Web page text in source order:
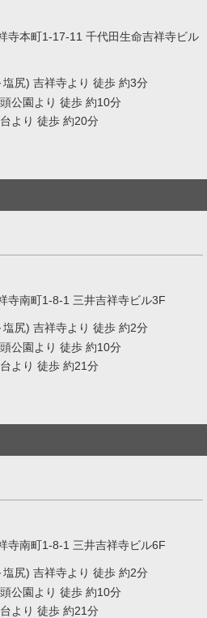
寺本町1-17-11 千代田生命吉祥寺ビル
尻) 吉祥寺より 徒歩 約3分
公園より 徒歩 約10分
より 徒歩 約20分
寺南町1-8-1 三井吉祥寺ビル3F
尻) 吉祥寺より 徒歩 約2分
公園より 徒歩 約10分
より 徒歩 約21分
寺南町1-8-1 三井吉祥寺ビル6F
尻) 吉祥寺より 徒歩 約2分
公園より 徒歩 約10分
より 徒歩 約21分